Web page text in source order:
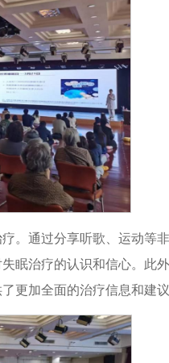
。通过分享听歌、运动等
眠治疗的认识和信心。此
更加全面的治疗信息和建议